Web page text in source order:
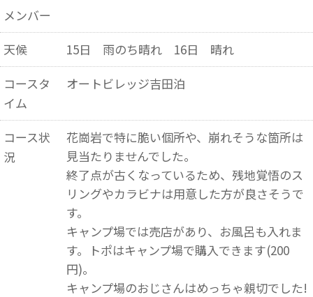
メンバー
天候
15日 雨のち晴れ 16日 晴れ
コースタ
イム
オートビレッジ吉田泊
コース状
況
花崗岩で特に脆い個所や、崩れそうな箇所は
見当たりませんでした。
終了点が古くなっているため、残地覚悟のス
リングやカラビナは用意した方が良さそうで
す。
キャンプ場では売店があり、お風呂も入れま
す。トポはキャンプ場で購入できます(200
円)。
キャンプ場のおじさんはめっちゃ親切でした!